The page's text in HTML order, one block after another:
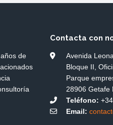
de
Contacta con
Avenida
Bloque II,
Parque
28906 Getafe
Teléfono:
Email: